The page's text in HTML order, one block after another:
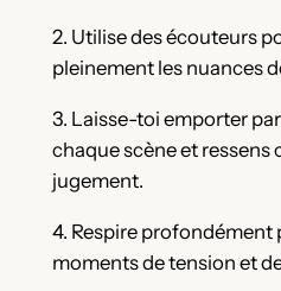
2. Utilise des écouteurs
pleinement les nuances
3. Laisse-toi emporter
chaque scène et ressens
jugement.
4. Respire
moments de tension et